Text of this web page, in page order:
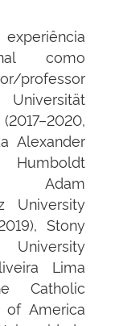
como
professor
Alexander
Adam
University
Stony
Lima
Catholic
of America